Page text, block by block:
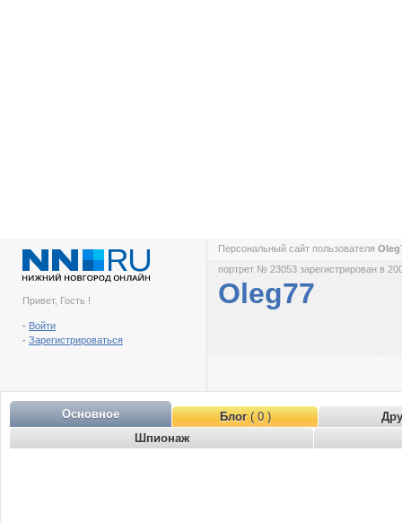
Привет, Гость !
- Войти
- Зарегистрироваться
Персональный сайт пользователя
портрет № 23053 зарегистрирован в
Oleg77
Основное Блог( 0 )
Шпионаж